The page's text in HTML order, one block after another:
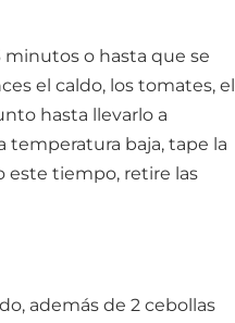
minutos o hasta que se
el caldo, los tomates, el
hasta llevarlo a
temperatura baja, tape la
este tiempo, retire las
además de 2 cebollas